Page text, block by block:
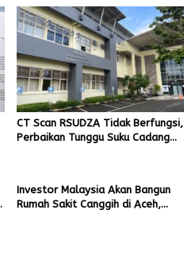
CT Scan RSUDZA Tidak Berfungsi,
Perbaikan Tunggu Suku Cadang
Investor Malaysia Akan Bangun
Rumah Sakit Canggih di Aceh,